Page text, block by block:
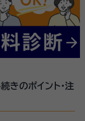
きのポイント・注